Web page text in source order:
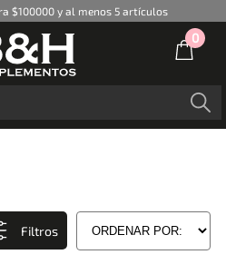
$100000 y al menos 5 artículos
0
Filtros